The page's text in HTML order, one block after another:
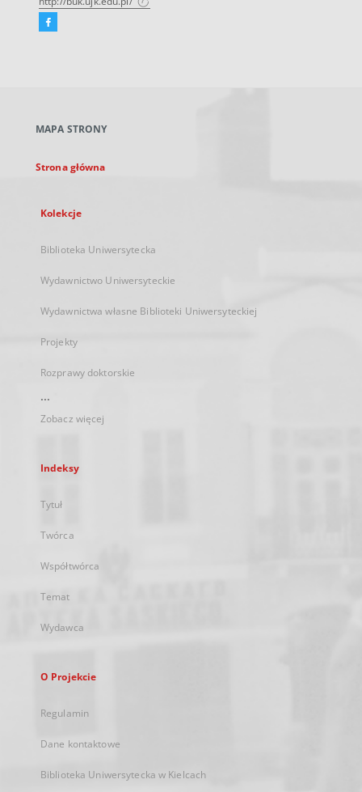
Facebook
karcie
MAPA STRONY
Strona główna
Kolekcje
Biblioteka Uniwersytecka
Wydawnictwo Uniwersyteckie
Wydawnictwa własne Biblioteki Uniwersyteckiej
Projekty
Rozprawy doktorskie
...
Zobacz więcej
Indeksy
Tytuł
Twórca
Współtwórca
Temat
Wydawca
O Projekcie
Regulamin
Dane kontaktowe
Biblioteka Uniwersytecka w Kielcach